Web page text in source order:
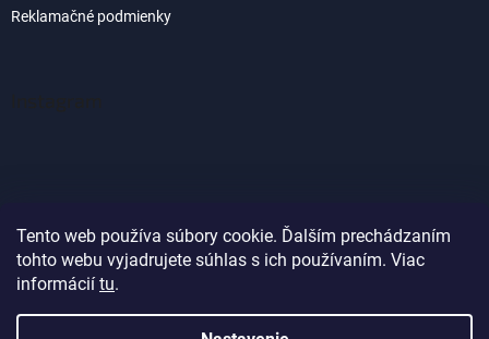
Tento web používa súbory cookie. Ďalším prechádzaním
tohto webu vyjadrujete súhlas s ich používaním. Viac
informácií tu.
Reklamačné podmienky
Sledovať na Instagrame